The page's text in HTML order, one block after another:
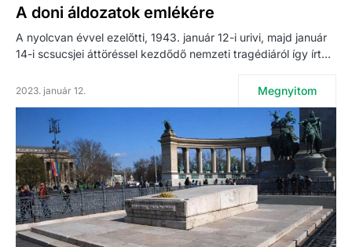
A doni áldozatok emlékére
A nyolcvan évvel ezelőtti, 1943. január 12-i urivi, majd január
14-i scsucsjei áttöréssel kezdődő nemzeti tragédiáról így írt…
2023. január 12. Megnyitom